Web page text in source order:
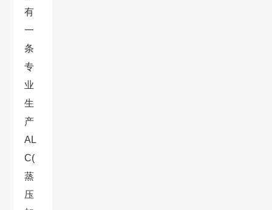
有
一
条
专
业
生
产
AL
C(
蒸
压